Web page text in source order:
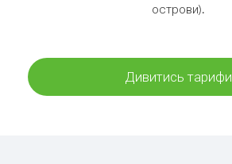
острови).
Дивитись тарифи